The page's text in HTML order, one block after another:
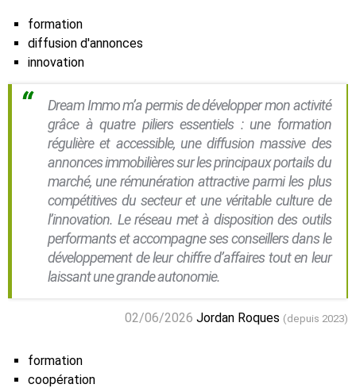
formation
diffusion d'annonces
innovation
Dream Immo m’a permis de développer mon activité
grâce à quatre piliers essentiels : une formation
régulière et accessible, une diffusion massive des
annonces immobilières sur les principaux portails du
marché, une rémunération attractive parmi les plus
compétitives du secteur et une véritable culture de
l’innovation. Le réseau met à disposition des outils
performants et accompagne ses conseillers dans le
développement de leur chiffre d’affaires tout en leur
laissant une grande autonomie.
02/06/2026 Jordan Roques (depuis 2023)
formation
coopération